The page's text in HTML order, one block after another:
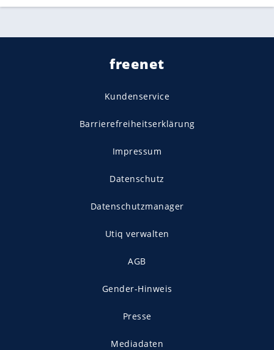
freenet
Kundenservice
Barrierefreiheitserklärung
Impressum
Datenschutz
Datenschutzmanager
Utiq verwalten
AGB
Gender-Hinweis
Presse
Mediadaten